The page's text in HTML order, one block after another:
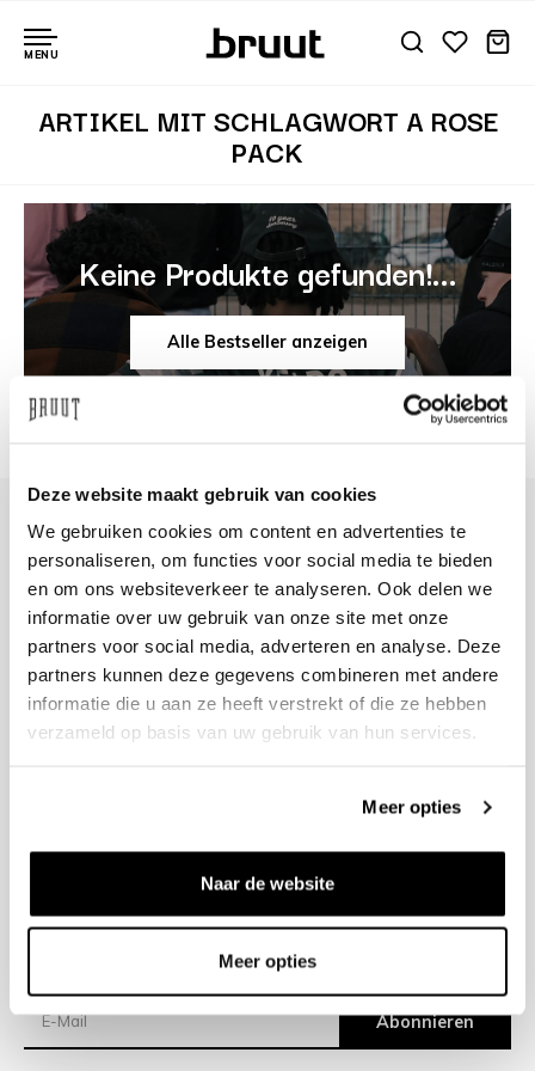
Deze website maakt gebruik van cookies
We gebruiken cookies om content en advertenties te
personaliseren, om functies voor social media te bieden
en om ons websiteverkeer te analyseren. Ook delen we
informatie over uw gebruik van onze site met onze
partners voor social media, adverteren en analyse. Deze
partners kunnen deze gegevens combineren met andere
informatie die u aan ze heeft verstrekt of die ze hebben
verzameld op basis van uw gebruik van hun services.
Meer opties
Naar de website
Meer opties
MENU
ARTIKEL MIT SCHLAGWORT A ROSE
PACK
Keine Produkte gefunden!...
Alle Bestseller anzeigen
+31 23 205 2006
info@bruut.nl
Kontakt Formular
Öffnen 11:00 - 18:00
ÖFFNUNGSZEITEN ANZEIGEN
Versand
Abonnieren